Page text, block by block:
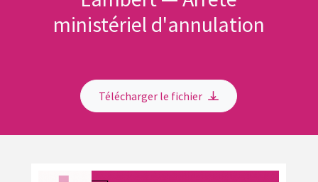
ministériel d'annulation
Télécharger le fichier